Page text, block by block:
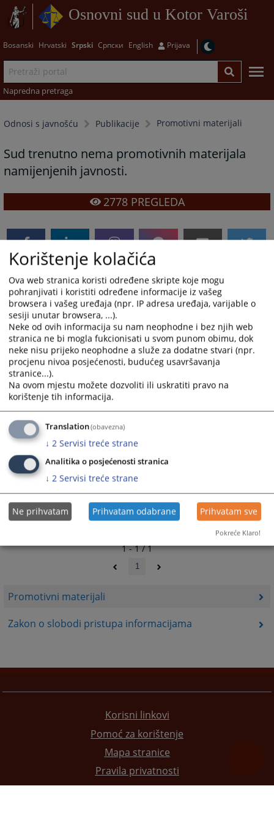
Osnovni sud u Kotor Varoši
Bosanski Hrvatski Srpski Српски English Prijava
Napredna pretraga
Odnosi s javnošću Publikacije Promotivni materijali
Promotivni materijali
Zakon o slobodi pristupa informacijama
Sud trenutno nema promotivnih materijala
namijenjenih javnosti.
2778PREGLEDA
1 - 1 / 1
1
Korisni linkovi
Pomoć za korištenje
Mapa stranice
Pravila privatnosti
Korištenje kolačića
Ova web stranica koristi određene skripte koje mogu
pohranjivati i koristiti određene informacije iz vašeg
browsera i vašeg uređaja (npr. IP adresa uređaja, varijable o
sesiji unutar browsera, ...).
Neke od ovih informacija su nam neophodne i bez njih web
stranica ne bi mogla fukcionisati u svom punom obimu, dok
neke nisu prijeko neophodne a služe za dodatne stvari (npr.
procjenu nivoa posjećenosti, budućeg usavršavanja
stranice...).
Na ovom mjestu možete dozvoliti ili uskratiti pravo na
korištenje tih informacija.
Translation(obavezna)
↓ 2 Servisi treće strane
Analitika o posjećenosti stranica
↓ 2 Servisi treće strane
Ne prihvatam Prihvatam odabrane Prihvatam sve
Pokreće Klaro!